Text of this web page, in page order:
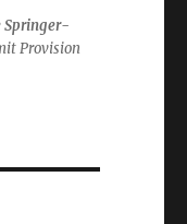
Springer-
Provision